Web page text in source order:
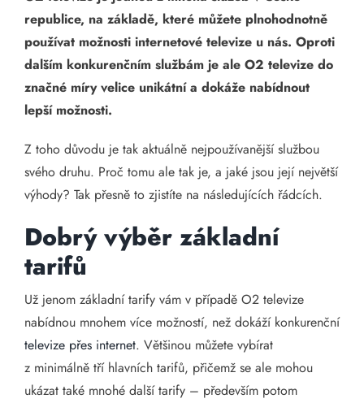
republice, na základě, které můžete plnohodnotně
používat možnosti internetové televize u nás. Oproti
dalším konkurenčním službám je ale O2 televize do
značné míry velice unikátní a dokáže nabídnout
lepší možnosti.
Z toho důvodu je tak aktuálně nejpoužívanější službou
svého druhu. Proč tomu ale tak je, a jaké jsou její největší
výhody? Tak přesně to zjistíte na následujících řádcích.
Dobrý výběr základní
tarifů
Už jenom základní tarify vám v případě O2 televize
nabídnou mnohem více možností, než dokáží konkurenční
televize přes internet. Většinou můžete vybírat
z minimálně tří hlavních tarifů, přičemž se ale mohou
ukázat také mnohé další tarify – především potom